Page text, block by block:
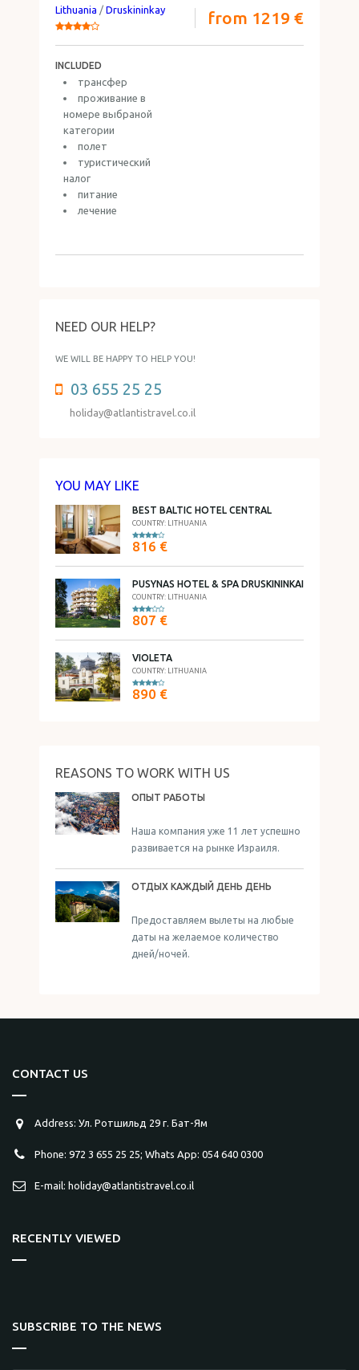
Lithuania / Druskininkay from 1219 €
INCLUDED
трансфер
проживание в
номере выбраной
категории
полет
туристический
налог
питание
лечение
NEED OUR HELP?
WE WILL BE HAPPY TO HELP YOU!
03 655 25 25
holiday@atlantistravel.co.il
YOU MAY LIKE
BEST BALTIC HOTEL CENTRAL
COUNTRY: LITHUANIA
816 €
PUSYNAS HOTEL & SPA DRUSKININKAI
COUNTRY: LITHUANIA
807 €
VIOLETA
COUNTRY: LITHUANIA
890 €
REASONS TO WORK WITH US
ОПЫТ РАБОТЫ
Наша компания уже 11 лет успешно
развивается на рынке Израиля.
ОТДЫХ КАЖДЫЙ ДЕНЬ ДЕНЬ
Предоставляем вылеты на любые
даты на желаемое количество
дней/ночей.
CONTACT US
Address: Ул. Ротшильд 29 г. Бат-Ям
Phone: 972 3 655 25 25; Whats App: 054 640 0300
E-mail: holiday@atlantistravel.co.il
RECENTLY VIEWED
SUBSCRIBE TO THE NEWS